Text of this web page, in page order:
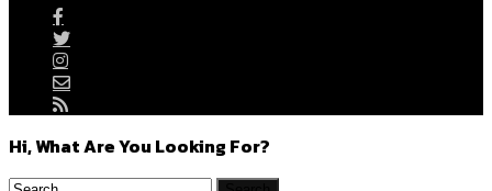
Hi, What Are You Looking For?